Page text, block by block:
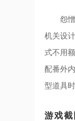
怨
机关设
式不用
配番外
型道具
游戏截